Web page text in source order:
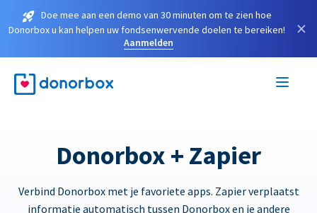
Doe mee aan een demo van 30 minuten om te zien hoe
Donorbox u kan helpen uw fondsenwervende doelen te bereiken!
Aanmelden
×
Donorbox + Zapier
Verbind Donorbox met je favoriete apps. Zapier verplaatst
informatie automatisch tussen Donorbox en je andere